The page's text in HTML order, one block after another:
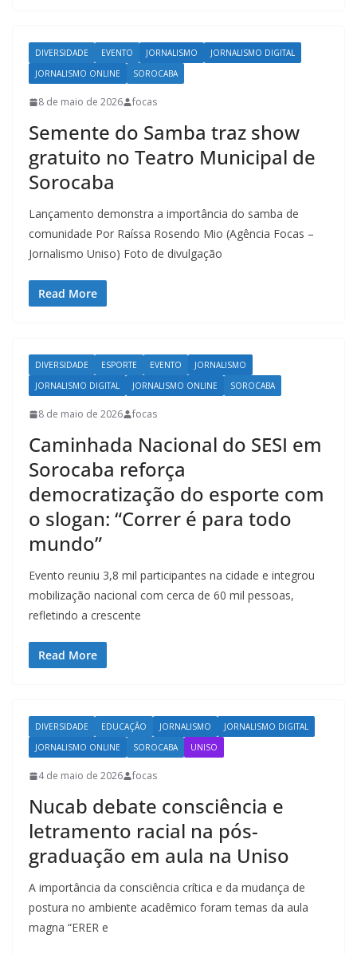
DIVERSIDADE EVENTO JORNALISMO
JORNALISMO DIGITAL
JORNALISMO ONLINE
SOROCABA
8 de maio de 2026 focas
Semente do Samba traz show
gratuito no Teatro Municipal de
Sorocaba
Lançamento demonstra a importância do samba de
comunidade Por Raíssa Rosendo Mio (Agência Focas –
Jornalismo Uniso) Foto de divulgação
Read More
DIVERSIDADE ESPORTE EVENTO
JORNALISMO
JORNALISMO DIGITAL
JORNALISMO ONLINE SOROCABA
8 de maio de 2026 focas
Caminhada Nacional do SESI em
Sorocaba reforça
democratização do esporte com
o slogan: “Correr é para todo
mundo”
Evento reuniu 3,8 mil participantes na cidade e integrou
mobilização nacional com cerca de 60 mil pessoas,
refletindo a crescente
Read More
DIVERSIDADE EDUCAÇÃO JORNALISMO
JORNALISMO DIGITAL
JORNALISMO ONLINE
SOROCABA UNISO
4 de maio de 2026 focas
Nucab debate consciência e
letramento racial na pós-
graduação em aula na Uniso
A importância da consciência crítica e da mudança de
postura no ambiente acadêmico foram temas da aula
magna “ERER e